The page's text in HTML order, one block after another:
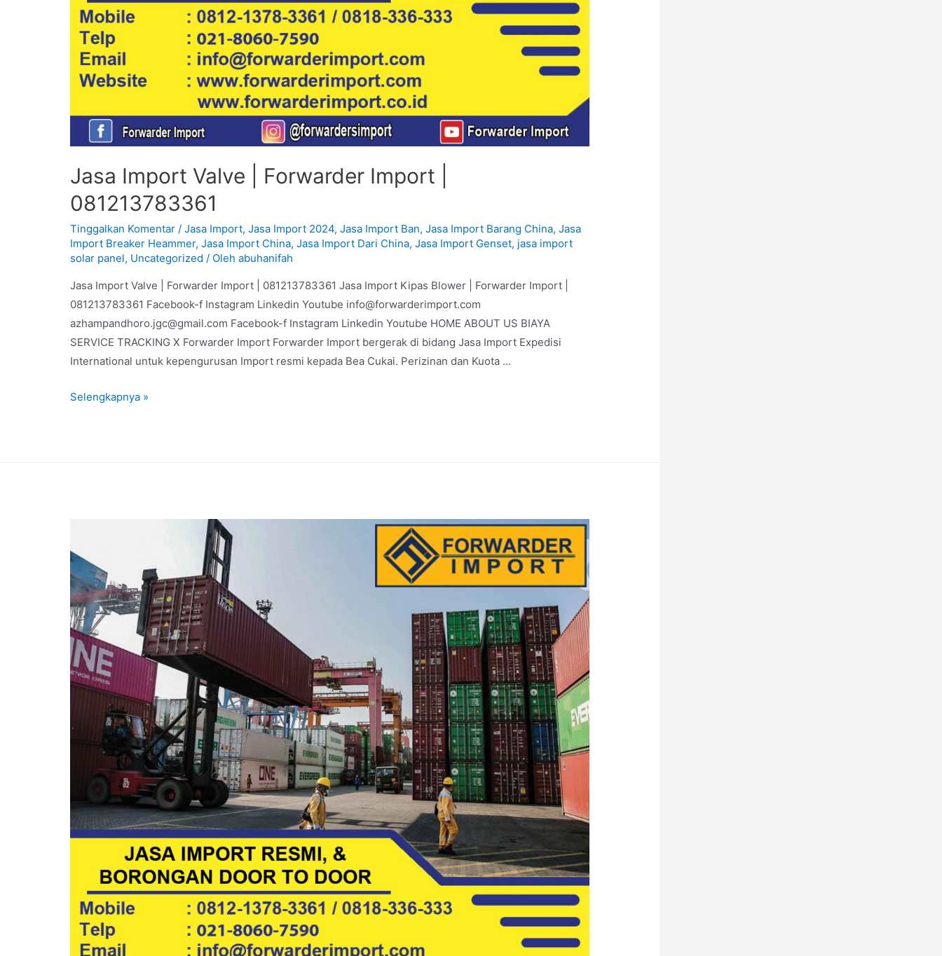
Jasa Import Valve | Forwarder Import |
081213783361
Tinggalkan Komentar /Jasa Import,Jasa Import 2024,Jasa Import Ban,Jasa Import Barang China,Jasa
Import Breaker Heammer,Jasa Import China,Jasa Import Dari China,Jasa Import Genset, jasa import
solar panel, Uncategorized / Olehabuhanifah
Jasa Import Valve | Forwarder Import | 081213783361 Jasa Import Kipas Blower | Forwarder Import |
081213783361 Facebook-f Instagram Linkedin Youtube info@forwarderimport.com
azhampandhoro.jgc@gmail.com Facebook-f Instagram Linkedin Youtube HOME ABOUT US BIAYA
SERVICE TRACKING X Forwarder Import Forwarder Import bergerak di bidang Jasa Import Expedisi
International untuk kepengurusan Import resmi kepada Bea Cukai. Perizinan dan Kuota …
Selengkapnya »